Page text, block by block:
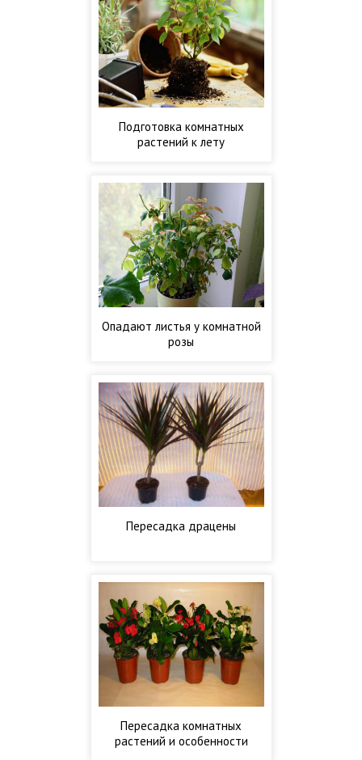
Подготовка комнатных
растений к лету
Опадают листья у комнатной
розы
Пересадка драцены
Пересадка комнатных
растений и особенности